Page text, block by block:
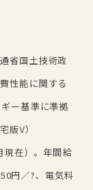
省国土技術政
性能に関する
ー基準に準拠
版V）
現在）。年間給
円／?、電気料